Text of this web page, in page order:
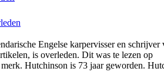
Engelse karpervisser en schrijver
is overleden. Dit was te lezen op
Hutchinson is 73 jaar geworden.